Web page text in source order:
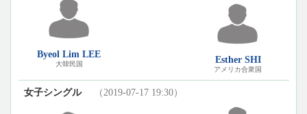
Byeol Lim LEE
大韓民国 Esther SHI
アメリカ合衆国
女子シングル （2019-07-17 19:30）